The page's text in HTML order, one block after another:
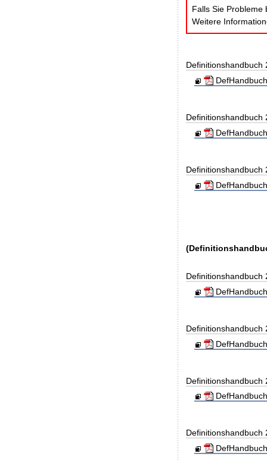
Falls Sie Probleme
Weitere
Definitionshandbuch
Definitionshandbuch
Definitionshandbuch
Definitionshandbuch
Definitionshandbuch
Definitionshandbuch
Definitionshandbuch